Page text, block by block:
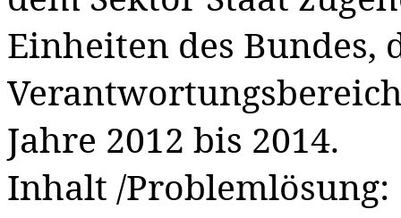
Einheiten des Bundes,
Jahre 2012 bis 2014.
Inhalt /Problemlösung: